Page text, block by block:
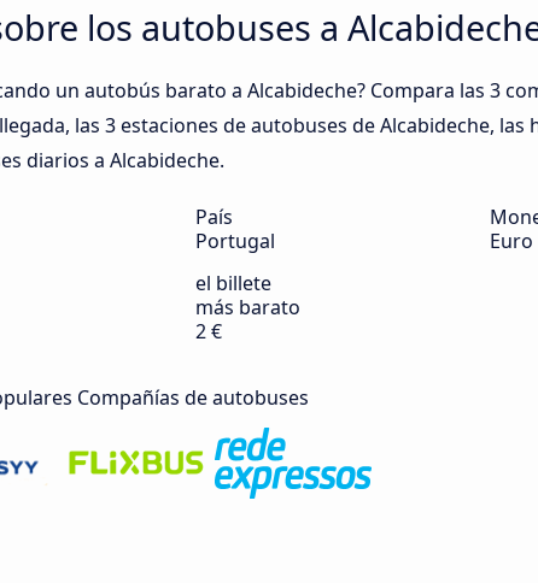
los autobuses a
un autobús barato a Alcabideche? Compara las 3
las 3 estaciones de autobuses de Alcabideche,
diarios a Alcabideche.
País
Portugal
Euro
el billete
más barato
2 €
Compañías de autobuses